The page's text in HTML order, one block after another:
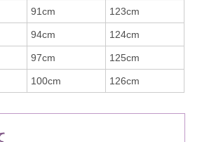
91cm 123cm
94cm 124cm
97cm 125cm
100cm 126cm